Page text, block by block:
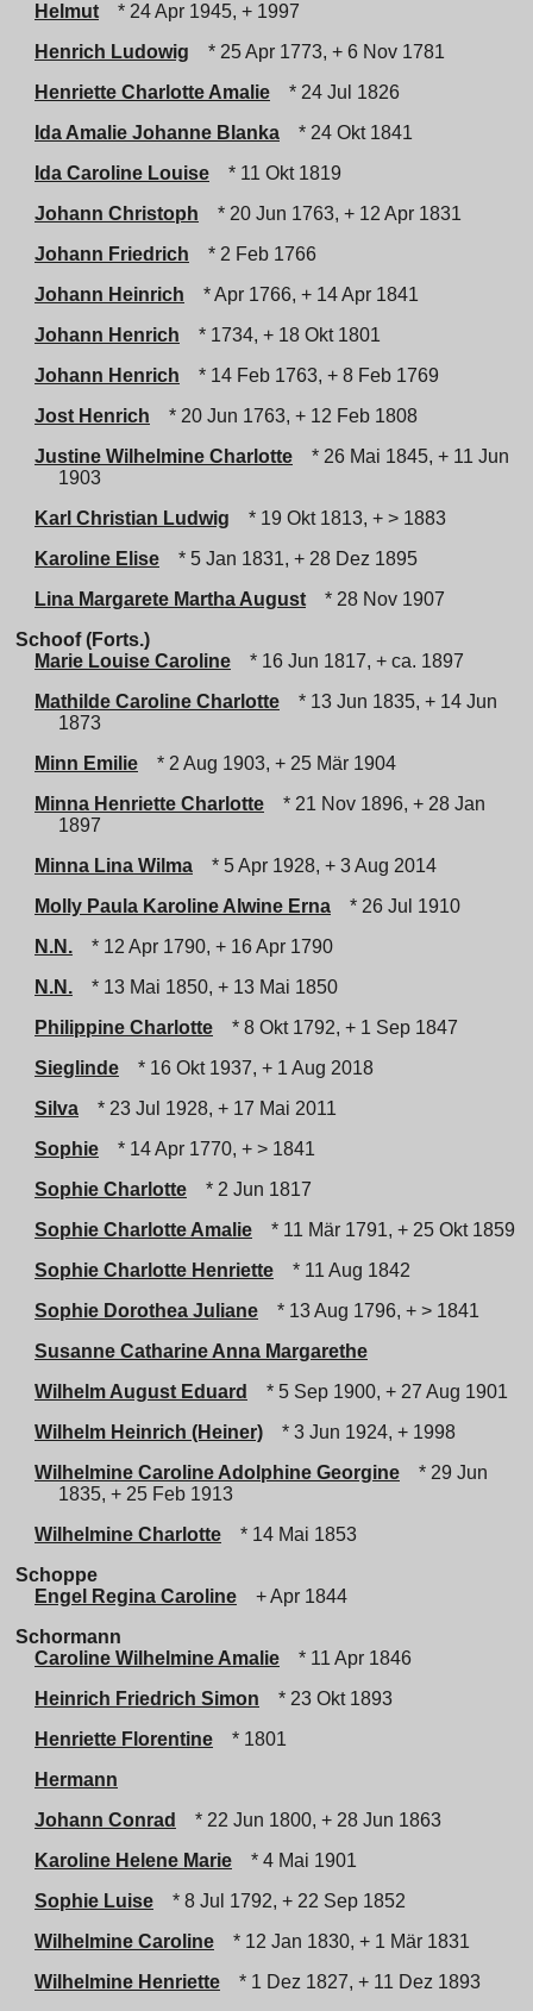
Helmut
* 24 Apr 1945, + 1997
Henrich Ludowig
* 25 Apr 1773, + 6 Nov 1781
Henriette Charlotte Amalie
* 24 Jul 1826
Ida Amalie Johanne Blanka
* 24 Okt 1841
Ida Caroline Louise
* 11 Okt 1819
Johann Christoph
* 20 Jun 1763, + 12 Apr 1831
Johann Friedrich
* 2 Feb 1766
Johann Heinrich
* Apr 1766, + 14 Apr 1841
Johann Henrich
* 1734, + 18 Okt 1801
Johann Henrich
* 14 Feb 1763, + 8 Feb 1769
Jost Henrich
* 20 Jun 1763, + 12 Feb 1808
Justine Wilhelmine Charlotte
* 26 Mai 1845, + 11 Jun
1903
Karl Christian Ludwig
* 19 Okt 1813, + > 1883
Karoline Elise
* 5 Jan 1831, + 28 Dez 1895
Lina Margarete Martha August
* 28 Nov 1907
Schoof (Forts.)
Marie Louise Caroline
* 16 Jun 1817, + ca. 1897
Mathilde Caroline Charlotte
* 13 Jun 1835, + 14 Jun
1873
Minn Emilie
* 2 Aug 1903, + 25 Mär 1904
Minna Henriette Charlotte
* 21 Nov 1896, + 28 Jan
1897
Minna Lina Wilma
* 5 Apr 1928, + 3 Aug 2014
Molly Paula Karoline Alwine Erna
* 26 Jul 1910
N.N.
* 12 Apr 1790, + 16 Apr 1790
N.N.
* 13 Mai 1850, + 13 Mai 1850
Philippine Charlotte
* 8 Okt 1792, + 1 Sep 1847
Sieglinde
* 16 Okt 1937, + 1 Aug 2018
Silva
* 23 Jul 1928, + 17 Mai 2011
Sophie
* 14 Apr 1770, + > 1841
Sophie Charlotte
* 2 Jun 1817
Sophie Charlotte Amalie
* 11 Mär 1791, + 25 Okt 1859
Sophie Charlotte Henriette
* 11 Aug 1842
Sophie Dorothea Juliane
* 13 Aug 1796, + > 1841
Susanne Catharine Anna Margarethe
Wilhelm August Eduard
* 5 Sep 1900, + 27 Aug 1901
Wilhelm Heinrich (Heiner)
* 3 Jun 1924, + 1998
Wilhelmine Caroline Adolphine Georgine
* 29 Jun
1835, + 25 Feb 1913
Wilhelmine Charlotte
* 14 Mai 1853
Schoppe
Engel Regina Caroline
+ Apr 1844
Schormann
Caroline Wilhelmine Amalie
* 11 Apr 1846
Heinrich Friedrich Simon
* 23 Okt 1893
Henriette Florentine
* 1801
Hermann
Johann Conrad
* 22 Jun 1800, + 28 Jun 1863
Karoline Helene Marie
* 4 Mai 1901
Sophie Luise
* 8 Jul 1792, + 22 Sep 1852
Wilhelmine Caroline
* 12 Jan 1830, + 1 Mär 1831
Wilhelmine Henriette
* 1 Dez 1827, + 11 Dez 1893